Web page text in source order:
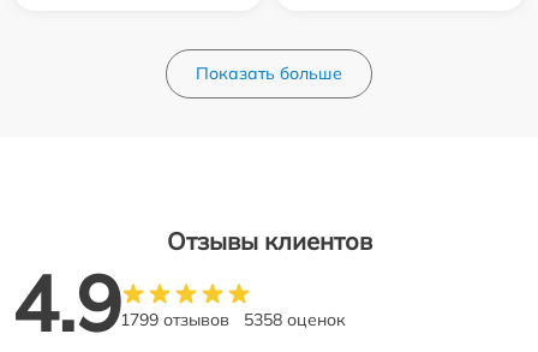
Показать больше
Отзывы клиентов
4.91799 отзывов 5358 оценок